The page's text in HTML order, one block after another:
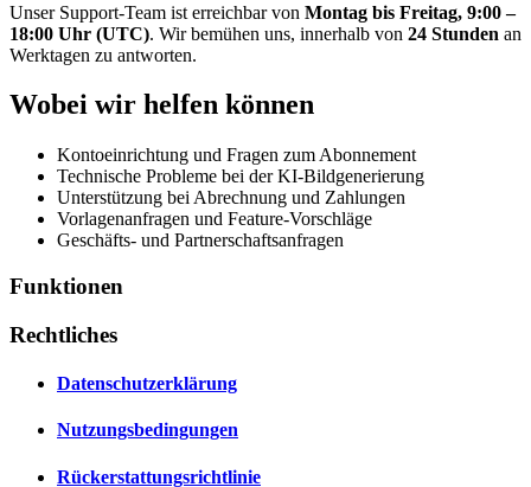
Unser Support-Team ist erreichbar von Montag bis Freitag, 9:00 –
18:00 Uhr (UTC). Wir bemühen uns, innerhalb von 24 Stunden an
Werktagen zu antworten.
Wobei wir helfen können
Kontoeinrichtung und Fragen zum Abonnement
Technische Probleme bei der KI-Bildgenerierung
Unterstützung bei Abrechnung und Zahlungen
Vorlagenanfragen und Feature-Vorschläge
Geschäfts- und Partnerschaftsanfragen
Funktionen
Rechtliches
Datenschutzerklärung
Nutzungsbedingungen
Rückerstattungsrichtlinie